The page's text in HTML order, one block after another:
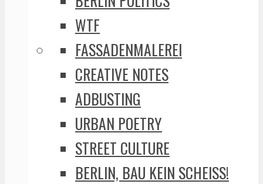
WTF
FASSADENMALEREI
CREATIVE NOTES
ADBUSTING
URBAN POETRY
STREET CULTURE
BERLIN, BAU KEIN SCHEISS!